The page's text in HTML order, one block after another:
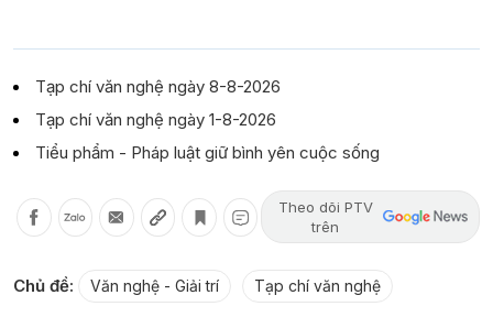
Tạp chí văn nghệ ngày 8-8-2026
Tạp chí văn nghệ ngày 1-8-2026
Tiểu phẩm - Pháp luật giữ bình yên cuộc sống
Theo dõi PTV
trên
Chủ đề: Văn nghệ - Giải trí Tạp chí văn nghệ